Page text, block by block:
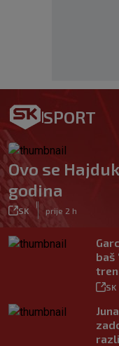
SPORT
Ovo se
godina
SK prije 2 h
baš
SK